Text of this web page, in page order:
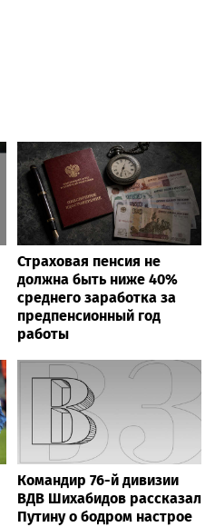
Страховая пенсия не
должна быть ниже 40%
среднего заработка за
предпенсионный год
работы
Командир 76-й дивизии
ВДВ Шихабидов рассказал
Путину о бодром настрое